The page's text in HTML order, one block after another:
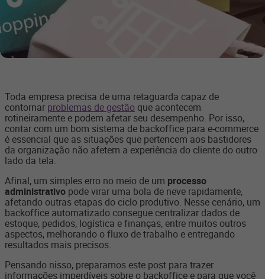
Toda empresa precisa de uma retaguarda capaz de
contornar problemas de gestão que acontecem
rotineiramente e podem afetar seu desempenho. Por isso,
contar com um bom sistema de backoffice para e-commerce
é essencial que as situações que pertencem aos bastidores
da organização não afetem a experiência do cliente do outro
lado da tela.
Afinal, um simples erro no meio de um processo
administrativo pode virar uma bola de neve rapidamente,
afetando outras etapas do ciclo produtivo. Nesse cenário, um
backoffice automatizado consegue centralizar dados de
estoque, pedidos, logística e finanças, entre muitos outros
aspectos, melhorando o fluxo de trabalho e entregando
resultados mais precisos.
Pensando nisso, preparamos este post para trazer
informações imperdíveis sobre o backoffice e para que você